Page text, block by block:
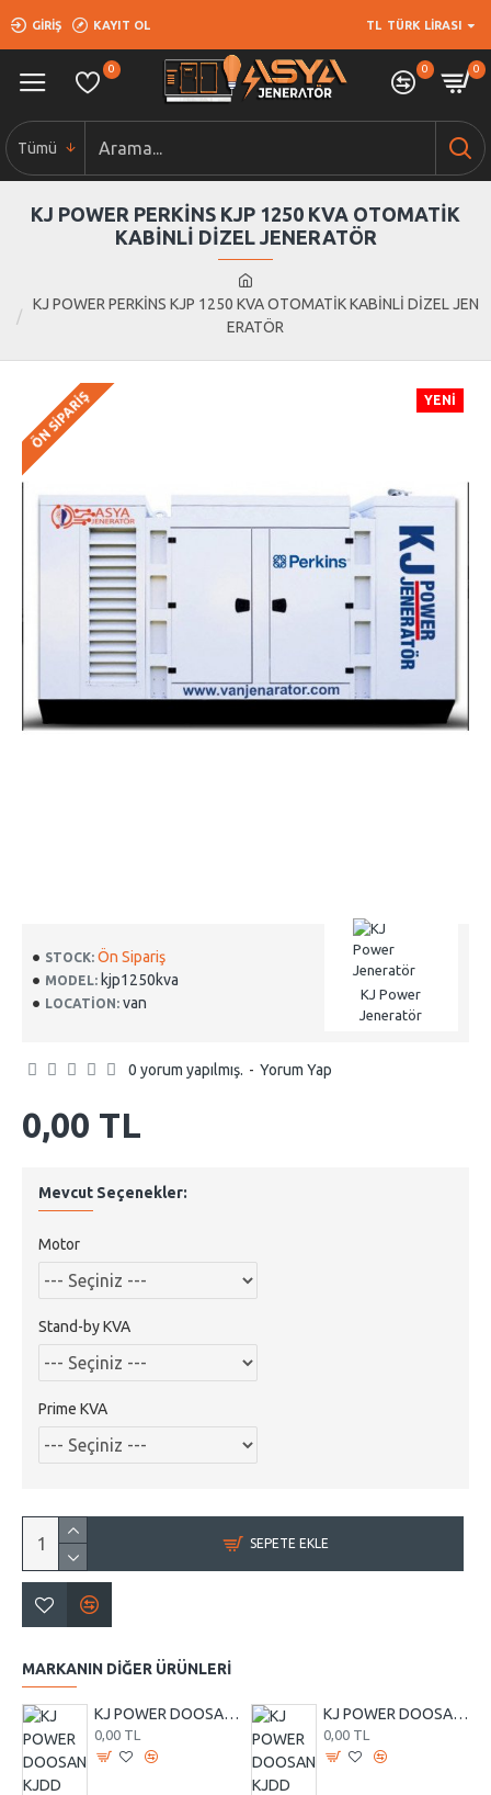
GIRIŞ KAYIT OL TL TÜRK LIRASI
0 0 0
Tümü
KJ POWER PERKİNS KJP 1250 KVA OTOMATİK KABİNLİ DİZEL JEN
ERATÖR
KJ POWER PERKİNS KJP 1250 KVA OTOMATİK
KABİNLİ DİZEL JENERATÖR
YENI
ÖN SIPARIŞ
STOCK: Ön Sipariş
MODEL: kjp1250kva
LOCATION: van
KJ Power
Jeneratör
0 yorum yapılmış. - Yorum Yap
0,00 TL
Mevcut Seçenekler:
Motor
Stand-by KVA
Prime KVA
SEPETE EKLE
MARKANIN DIĞER ÜRÜNLERI
KJ POWER DOOSAN KJDD 1000 KVA OTOMATİK KABİNLİ DİZEL JENERATÖR
0,00 TL
KJ POWER DOOSAN KJDD 170 KVA OTOMATİK KABİNLİ DİZEL JENERATÖR
0,00 TL